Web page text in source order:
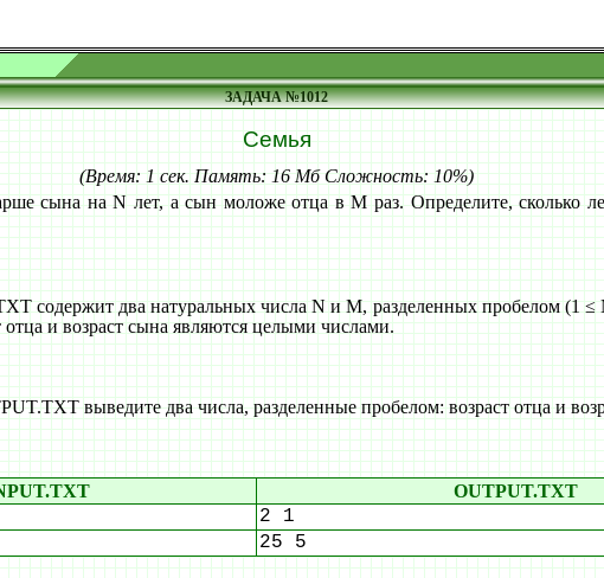
ЗАДАЧА №1012
Семья
(Время: 1 сек. Память: 16 Мб Сложность: 10%)
сына на N лет, а сын моложе отца в M раз. Определите, сколько
содержит два натуральных числа N и M, разделенных пробелом (1 ≤
отца и возраст сына являются целыми числами.
выведите два числа, разделенные пробелом: возраст отца и
OUTPUT.TXT
2 1
25 5